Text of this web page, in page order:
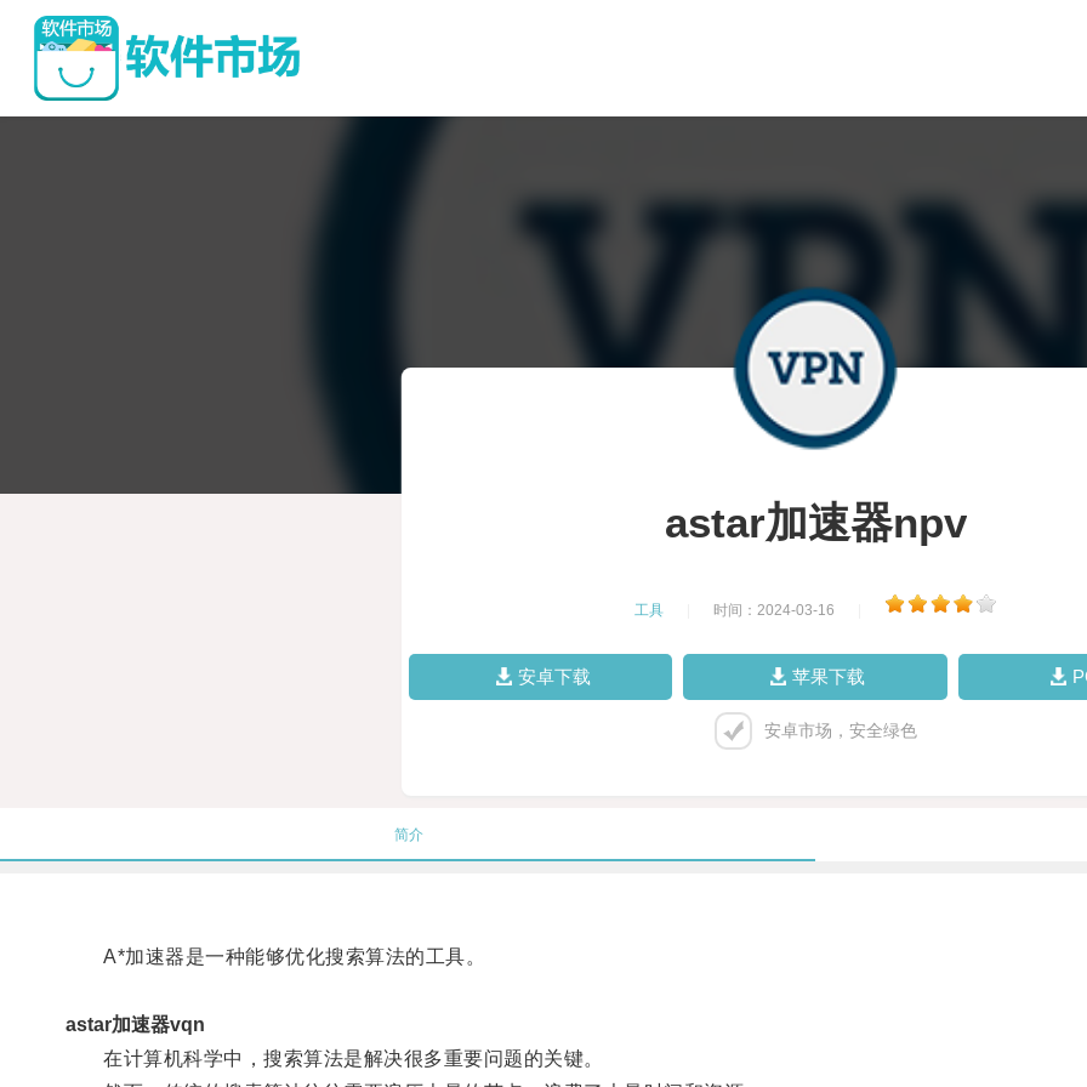
astar加速器npv
工具 时间：2024-03-16
安卓下载 苹果下载
安卓市场，安全绿色
简介
A*加速器是一种能够优化搜索算法的工具。
astar加速器vqn
在计算机科学中，搜索算法是解决很多重要问题的关键。